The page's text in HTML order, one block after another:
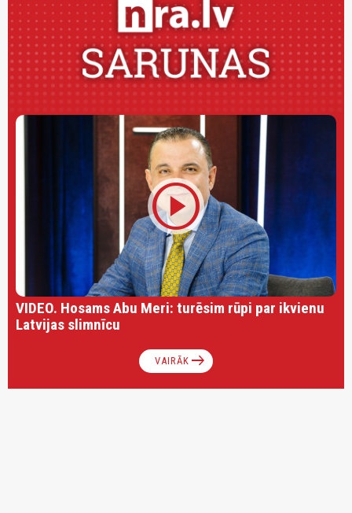
play_circle
VIDEO. Hosams Abu Meri: turēsim rūpi par ikvienu
Latvijas slimnīcu
VAIRĀK arrow_right_alt